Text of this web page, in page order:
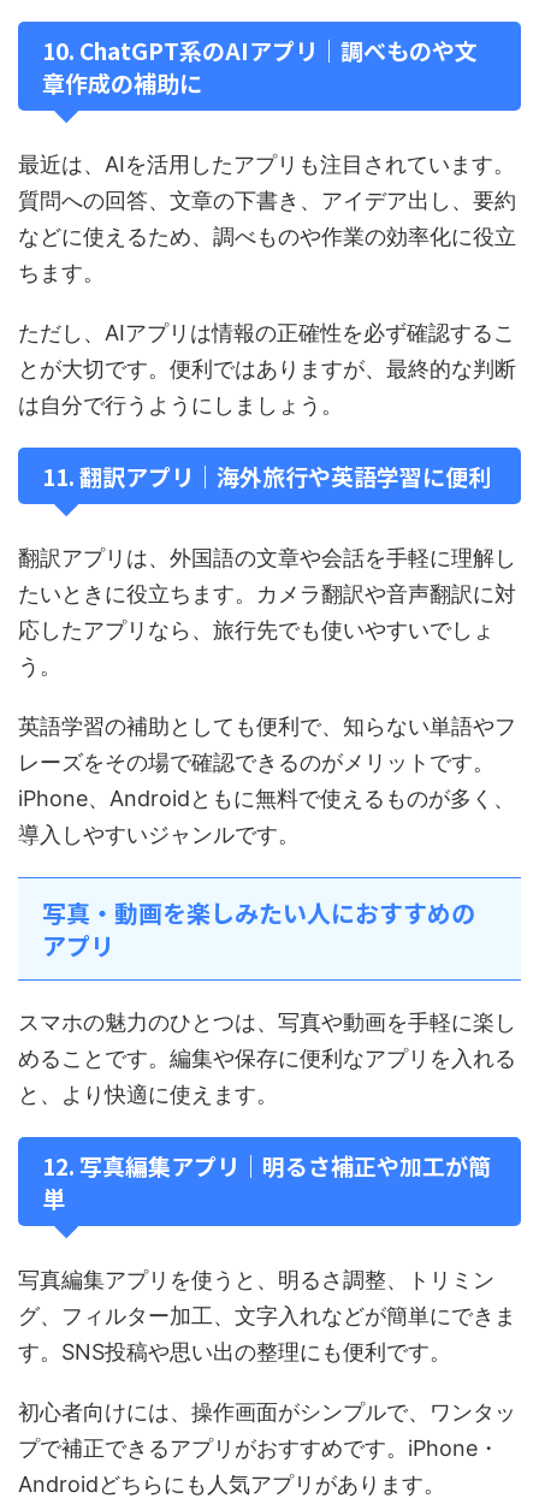
10. ChatGPT系のAIアプリ｜調べものや文
章作成の補助に
最近は、AIを活用したアプリも注目されています。
質問への回答、文章の下書き、アイデア出し、要約
などに使えるため、調べものや作業の効率化に役立
ちます。
ただし、AIアプリは情報の正確性を必ず確認するこ
とが大切です。便利ではありますが、最終的な判断
は自分で行うようにしましょう。
11. 翻訳アプリ｜海外旅行や英語学習に便利
翻訳アプリは、外国語の文章や会話を手軽に理解し
たいときに役立ちます。カメラ翻訳や音声翻訳に対
応したアプリなら、旅行先でも使いやすいでしょ
う。
英語学習の補助としても便利で、知らない単語やフ
レーズをその場で確認できるのがメリットです。
iPhone、Androidともに無料で使えるものが多く、
導入しやすいジャンルです。
写真・動画を楽しみたい人におすすめの
アプリ
スマホの魅力のひとつは、写真や動画を手軽に楽し
めることです。編集や保存に便利なアプリを入れる
と、より快適に使えます。
12. 写真編集アプリ｜明るさ補正や加工が簡
単
写真編集アプリを使うと、明るさ調整、トリミン
グ、フィルター加工、文字入れなどが簡単にできま
す。SNS投稿や思い出の整理にも便利です。
初心者向けには、操作画面がシンプルで、ワンタッ
プで補正できるアプリがおすすめです。iPhone・
Androidどちらにも人気アプリがあります。